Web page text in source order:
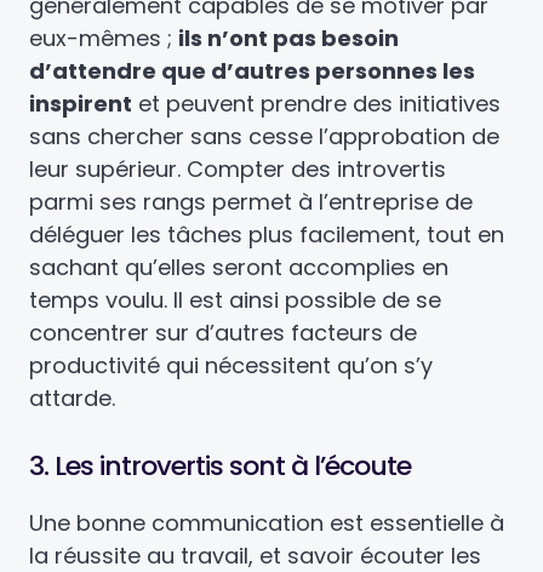
eux-mêmes ; ils n’ont pas besoin
d’attendre que d’autres personnes les
inspirent et peuvent prendre des initiatives
sans chercher sans cesse l’approbation de
leur supérieur. Compter des introvertis
parmi ses rangs permet à l’entreprise de
déléguer les tâches plus facilement, tout en
sachant qu’elles seront accomplies en
temps voulu. Il est ainsi possible de se
concentrer sur d’autres facteurs de
productivité qui nécessitent qu’on s’y
attarde.
3. Les introvertis sont à l’écoute
Une bonne communication est essentielle à
la réussite au travail, et savoir écouter les